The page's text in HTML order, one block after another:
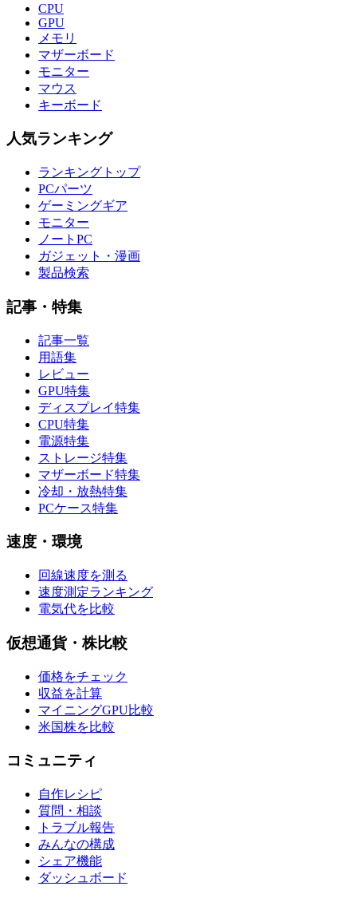
CPU
GPU
メモリ
マザーボード
モニター
マウス
キーボード
人気ランキング
ランキングトップ
PCパーツ
ゲーミングギア
モニター
ノートPC
ガジェット・漫画
製品検索
記事・特集
記事一覧
用語集
レビュー
GPU特集
ディスプレイ特集
CPU特集
電源特集
ストレージ特集
マザーボード特集
冷却・放熱特集
PCケース特集
速度・環境
回線速度を測る
速度測定ランキング
電気代を比較
仮想通貨・株比較
価格をチェック
収益を計算
マイニングGPU比較
米国株を比較
コミュニティ
自作レシピ
質問・相談
トラブル報告
みんなの構成
シェア機能
ダッシュボード